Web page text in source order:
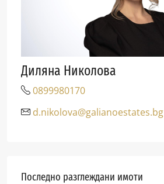
Диляна Николова
0899980170
d.nikolova@galianoestates.bg
Последно разглеждани имоти